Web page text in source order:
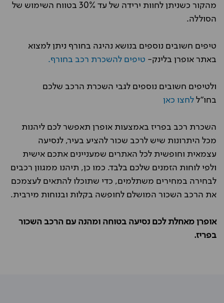
מהקור כשניתן לחוות ירידה של עד 30% בטווח השימוש של
הסוללה.
טיפים חשובים נוספים בנושא נהיגה בחורף ניתן למצוא
באתר אופרן בלינק- טיפים להשכרת רכב בחורף.
ולטיפים חשובים נוספים לגבי השכרת הרכב שלכם
בחו"ל לחצו כאן
השכרת רכב בפריז באמצעות אופרן תאפשר לכם ליהנות
מכל היתרונות שיש לרכב שכור להציע בעיר, לנסיעה
עצמאית וחופשית לכל האתרים שמעניינים אתכם אישית
ולפי לוחות הזמנים שלכם בלבד. כמו כן, תיהנו ממגוון רכבים
לבחירה במחירים משתלמים, כדי שתוכלו להתאים לעצמכם
את הרכב השכור המושלם לחופשה בקלות ובנוחות מירבית.
אופרן מאחלת לכם נסיעה בטוחה ומהנה עם הרכב השכור
בפריז.